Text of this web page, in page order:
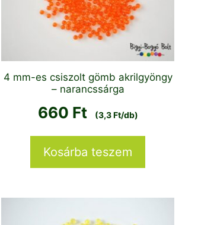
4 mm-es csiszolt gömb akrilgyöngy
– narancssárga
660 Ft (3,3 Ft/db)
Kosárba teszem